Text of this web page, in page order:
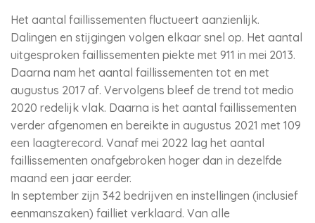
Het aantal faillissementen fluctueert aanzienlijk.
Dalingen en stijgingen volgen elkaar snel op. Het aantal
uitgesproken faillissementen piekte met 911 in mei 2013.
Daarna nam het aantal faillissementen tot en met
augustus 2017 af. Vervolgens bleef de trend tot medio
2020 redelijk vlak. Daarna is het aantal faillissementen
verder afgenomen en bereikte in augustus 2021 met 109
een laagterecord. Vanaf mei 2022 lag het aantal
faillissementen onafgebroken hoger dan in dezelfde
maand een jaar eerder.
In september zijn 342 bedrijven en instellingen (inclusief
eenmanszaken) failliet verklaard. Van alle